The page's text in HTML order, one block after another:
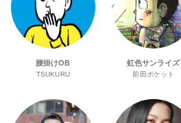
腰掛けOB
TSUKURU
虹色サンライズ
前田ポケット